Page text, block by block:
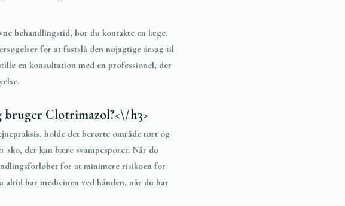
behandlingstid, bør du kontakte en læge.
for at fastslå den nøjagtige årsag til
en konsultation med en professionel, der
bruger Clotrimazol?<\/h3>
holde det berørte område tørt og
der kan bære svampesporer. Når du
for at minimere risikoen for
har medicinen ved hånden, når du har